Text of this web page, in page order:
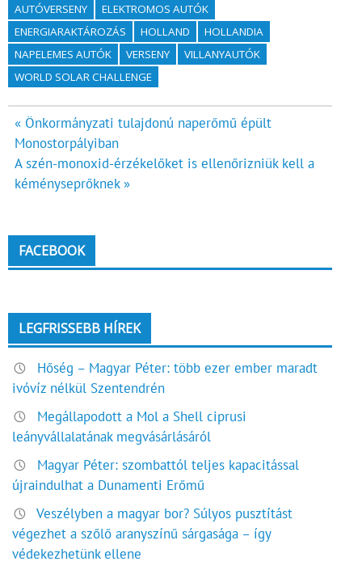
AUTÓVERSENY
ELEKTROMOS AUTÓK
ENERGIARAKTÁROZÁS
HOLLAND
HOLLANDIA
NAPELEMES AUTÓK
VERSENY
VILLANYAUTÓK
WORLD SOLAR CHALLENGE
Bejegyzés
navigáció
« Önkormányzati tulajdonú naperőmű épült
Monostorpályiban
A szén-monoxid-érzékelőket is ellenőrizniük kell a
kéményseprőknek »
FACEBOOK
LEGFRISSEBB HÍREK
Hőség – Magyar Péter: több ezer ember maradt
ivóvíz nélkül Szentendrén
Megállapodott a Mol a Shell ciprusi
leányvállalatának megvásárlásáról
Magyar Péter: szombattól teljes kapacitással
újraindulhat a Dunamenti Erőmű
Veszélyben a magyar bor? Súlyos pusztítást
végezhet a szőlő aranyszínű sárgasága – így
védekezhetünk ellene